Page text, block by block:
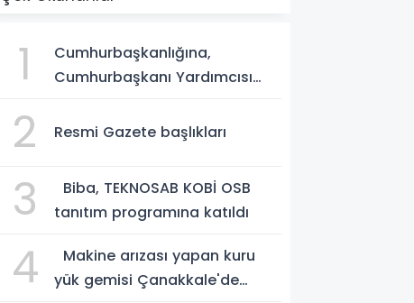
1
Cumhurbaşkanlığına,
Cumhurbaşkanı Yardımcısı
2 Resmi Gazete başlıkları
3
Biba, TEKNOSAB KOBİ OSB
tanıtım programına katıldı
4
Makine arızası yapan kuru
yük gemisi Çanakkale'de